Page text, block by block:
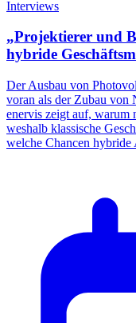
Interviews
„Projektierer und
hybride
Der Ausbau von
voran als der Zubau von
enervis zeigt auf, warum
weshalb klassische
welche Chancen hybride